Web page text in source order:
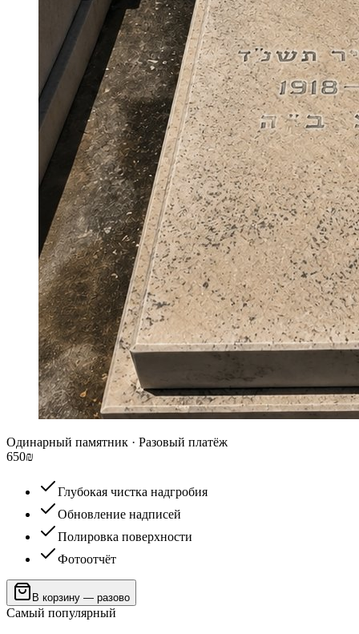
Одинарный памятник · Разовый платёж
650₪
Глубокая чистка надгробия
Обновление надписей
Полировка поверхности
Фотоотчёт
В корзину — разово
Самый популярный